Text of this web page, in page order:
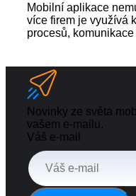
Mobilní aplikace
více firem je využívá
procesů, komunikace
Novinky ze světa
vašem e-mailu.
Váš e-mail